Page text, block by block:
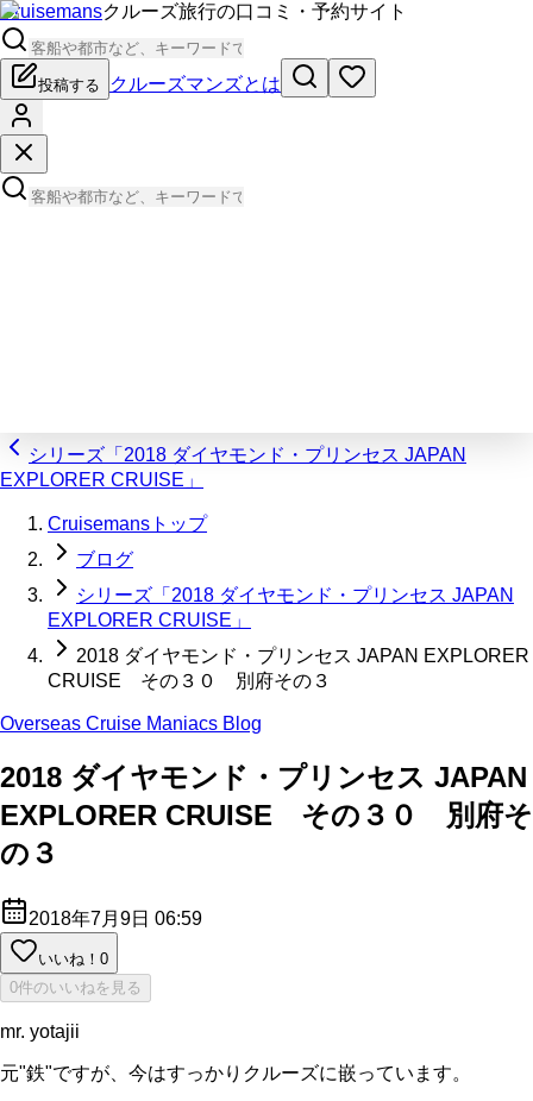
Cruisemansクルーズ旅行の口コミ・予約サイト
投稿する クルーズマンズとは
シリーズ「2018 ダイヤモンド・プリンセス JAPAN
EXPLORER CRUISE」
Cruisemansトップ
ブログ
シリーズ「2018 ダイヤモンド・プリンセス JAPAN
EXPLORER CRUISE」
2018 ダイヤモンド・プリンセス JAPAN EXPLORER
CRUISE その３０ 別府その３
Overseas Cruise Maniacs Blog
2018 ダイヤモンド・プリンセス JAPAN
EXPLORER CRUISE その３０ 別府そ
の３
2018年7月9日 06:59
いいね！ 0
0件のいいねを見る
mr. yotajii
元"鉄"ですが、今はすっかりクルーズに嵌っています。